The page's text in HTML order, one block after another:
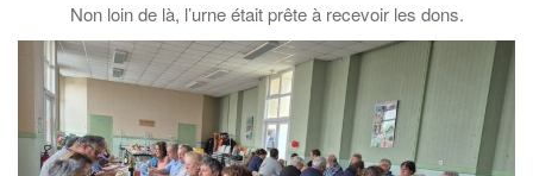
Non loin de là, l’urne était prête à recevoir les dons.